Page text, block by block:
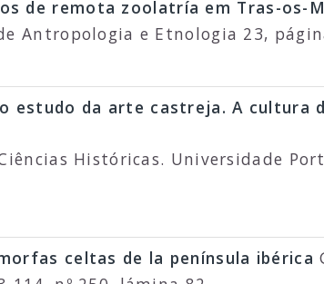
de remota zoolatría em Tras-os-
Antropologia e Etnologia 23,
estudo da arte castreja. A cultura
Históricas. Universidade
celtas de la península ibérica